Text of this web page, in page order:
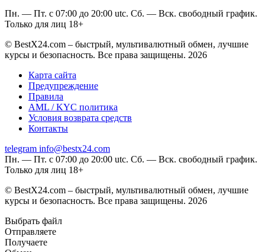
Пн. — Пт. с 07:00 до 20:00 utc. Сб. — Вск. свободный график.
Только для лиц 18+
© BestX24.com – быстрый, мультивалютный обмен, лучшие
курсы и безопасность. Все права защищены. 2026
Карта сайта
Предупреждение
Правила
AML / KYC политика
Условия возврата средств
Контакты
telegram info@bestx24.com
Пн. — Пт. с 07:00 до 20:00 utc. Сб. — Вск. свободный график.
Только для лиц 18+
© BestX24.com – быстрый, мультивалютный обмен, лучшие
курсы и безопасность. Все права защищены. 2026
Выбрать файл
Отправляете
Получаете